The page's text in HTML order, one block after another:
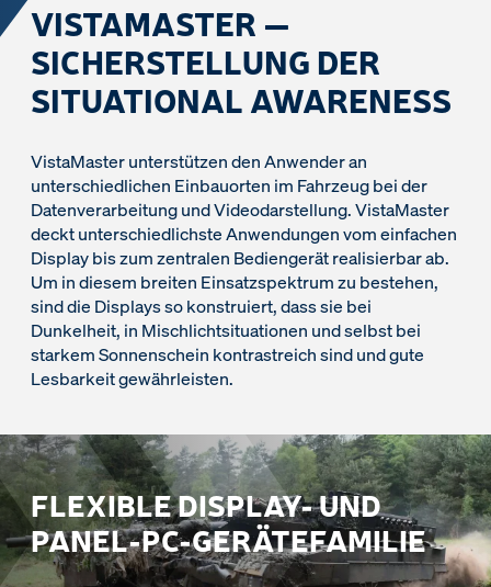
VISTAMASTER —
SICHERSTELLUNG DER
SITUATIONAL AWARENESS
VistaMaster unterstützen den Anwender an
unterschiedlichen Einbauorten im Fahrzeug bei der
Datenverarbeitung und Videodarstellung. VistaMaster
deckt unterschiedlichste Anwendungen vom einfachen
Display bis zum zentralen Bediengerät realisierbar ab.
Um in diesem breiten Einsatzspektrum zu bestehen,
sind die Displays so konstruiert, dass sie bei
Dunkelheit, in Mischlichtsituationen und selbst bei
starkem Sonnenschein kontrastreich sind und gute
Lesbarkeit gewährleisten.
FLEXIBLE DISPLAY- UND
PANEL-PC-GERÄTEFAMILIE